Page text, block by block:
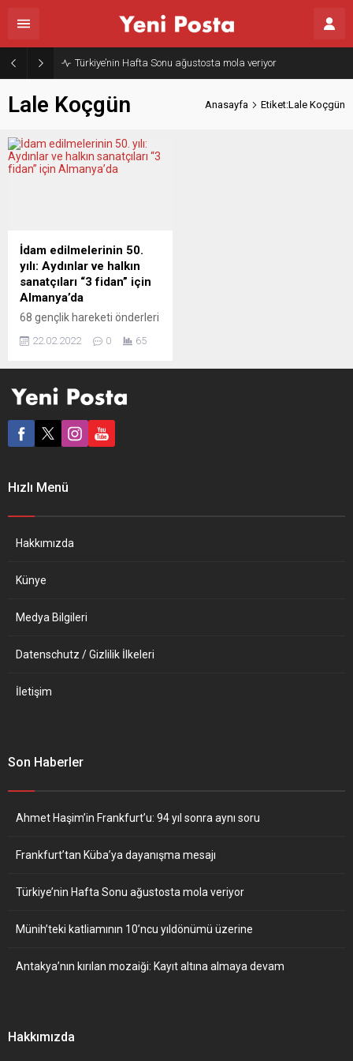
Türkiye’nin Hafta Sonu ağustosta mola veriyor
Lale Koçgün Anasayfa Etiket:Lale Koçgün
İdam edilmelerinin 50.
yılı: Aydınlar ve halkın
sanatçıları “3 fidan” için
Almanya’da
68 gençlik hareketi önderleri
ve Hüseyin İnan idam
Offenbach kentinde
hareketinin önderlerinden
Deniz Gezmiş, Hüseyin İnan
sanatçı ve gazetecinin
(AABF) bağlı çok sayıda
22.02.2022 0 65
Hızlı Menü
Hakkımızda
Künye
Medya Bilgileri
Datenschutz / Gizlilik İlkeleri
İletişim
Son Haberler
Ahmet Haşim’in Frankfurt’u: 94 yıl sonra aynı soru
Frankfurt’tan Küba’ya dayanışma mesajı
Türkiye’nin Hafta Sonu ağustosta mola veriyor
Münih’teki katliamının 10’ncu yıldönümü üzerine
Antakya’nın kırılan mozaiği: Kayıt altına almaya devam
Hakkımızda